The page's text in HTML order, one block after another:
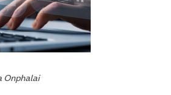
Onphalai